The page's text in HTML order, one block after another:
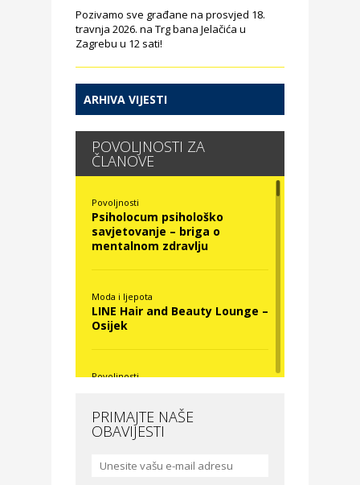
Pozivamo sve građane na prosvjed 18.
travnja 2026. na Trg bana Jelačića u
Zagrebu u 12 sati!
ARHIVA VIJESTI
POVOLJNOSTI ZA
ČLANOVE
Povoljnosti
Psiholocum psihološko
savjetovanje – briga o
mentalnom zdravlju
Moda i ljepota
LINE Hair and Beauty Lounge –
Osijek
Povoljnosti
Moda i ljepota
studio – Osijek
PRIMAJTE NAŠE
OBAVIJESTI